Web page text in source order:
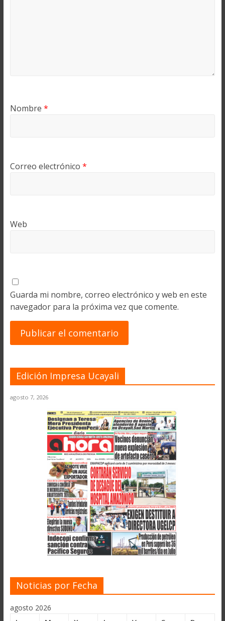
Nombre *
Correo electrónico *
Web
Guarda mi nombre, correo electrónico y web en este
navegador para la próxima vez que comente.
Edición Impresa Ucayali
agosto 7, 2026
Noticias por Fecha
agosto 2026